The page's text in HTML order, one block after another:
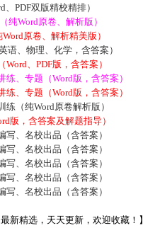
PDF双版精校精排）
纯Word原卷、解析版）
原卷、解析精美版）
语、物理、化学，含答案）
、PDF版，含答案）
、专题（Word版，含答案）
、专题（Word版，含答案）
（纯Word原卷解析版）
版，含答案及解题指导）
、名校出品（含答案）
、名校出品（含答案）
、名校出品（含答案）
、名校出品（含答案）
、名校出品（含答案）
新精选，天天更新，欢迎收藏！】